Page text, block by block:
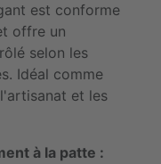
est conforme
offre un
selon les
Idéal comme
et les
à la patte :